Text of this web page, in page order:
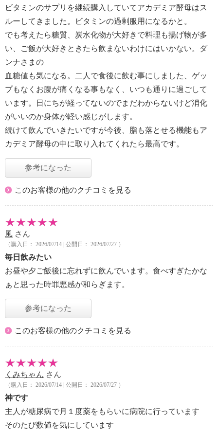
ビタミンのサプリを継続購入していてアカデミア酵母はス
ルーしてきました。ビタミンの過剰服用になるかと。
でも考えたら糖質、炭水化物が大好きで料理も揚げ物が多
い、ご飯が大好きときたら飲まないわけにはいかない。ダ
ンナさまの
血糖値も気になる。二人で食後に飲む事にしました、ゲッ
プもなくお腹が痛くなる事もなく、いつも通りに過ごして
います。日にちが経ってないのでまだわからないけど消化
がいいのか身体が軽い感じがします。
続けて飲んでいきたいですが今後、脂も落とせる機能もア
カデミア酵母の中に取り入れてくれたら最高です。
参考になった
このお客様の他のクチコミを見る
風 さん
（購入日： 2026/07/14 | 公開日： 2026/07/27 ）
毎日飲みたい
お昼や夕ご飯後に忘れずに飲んでいます。食べすぎたかな
ぁと思った時罪悪感が和らぎます。
参考になった
このお客様の他のクチコミを見る
くみちゃん さん
（購入日： 2026/07/14 | 公開日： 2026/07/27 ）
神です
主人が糖尿病で月１度薬をもらいに病院に行っています
そのたび数値を気にしています